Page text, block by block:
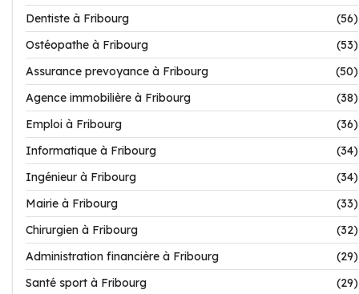
Dentiste à Fribourg
(56)
Ostéopathe à Fribourg
(53)
Assurance prevoyance à Fribourg
(50)
Agence immobilière à Fribourg
(38)
Emploi à Fribourg
(36)
Informatique à Fribourg
(34)
Ingénieur à Fribourg
(34)
Mairie à Fribourg
(33)
Chirurgien à Fribourg
(32)
Administration financière à Fribourg
(29)
Santé sport à Fribourg
(29)